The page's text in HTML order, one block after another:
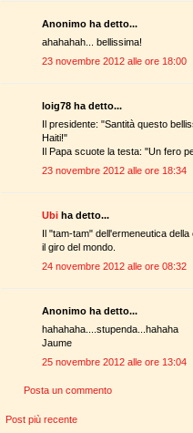
Anonimo ha detto...
ahahahah... bellissima!
23 novembre 2012 alle ore 18:00
loig78 ha detto...
Il presidente: "Santità questo
Haiti!"
Il Papa scuote la testa: "Un fero
23 novembre 2012 alle ore 18:34
Ubi ha detto...
Il "tam-tam" dell'ermeneutica
il giro del mondo.
24 novembre 2012 alle ore 08:32
Anonimo ha detto...
hahahaha....stupenda...hahaha
Jaume
25 novembre 2012 alle ore 13:04
Posta un commento
Post più recente